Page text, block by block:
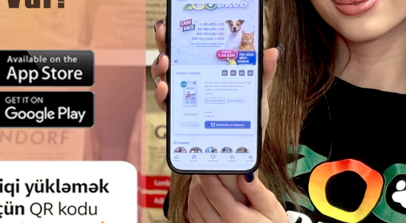
CARNILOVE TURKEY & SALMON WHITE
MUSCLE MEAT YETKIN PIŞIKLƏR ÜÇÜN
NƏM YEM PURINA PROPLAN
STERILISED JELLY TURKEY
KASTRASIYA EDILMIŞ
STERILIZƏ EDILMIŞ PIŞIKLƏR
CIYƏR DADLI, JELE IÇINDƏ 85